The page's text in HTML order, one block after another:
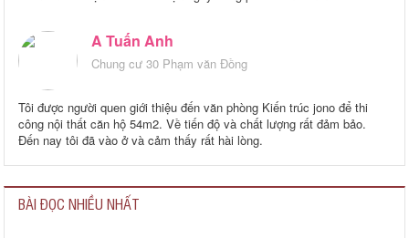
A Tuấn Anh
Chung cư 30 Phạm văn Đồng
Tôi được người quen giới thiệu đến văn phòng Kiến trúc jono để thi
công nội thất căn hộ 54m2. Về tiến độ và chất lượng rất đảm bảo.
Đến nay tôi đã vào ở và cảm thấy rất hài lòng.
C Hải
Mỹ Đình
BÀI ĐỌC NHIỀU NHẤT